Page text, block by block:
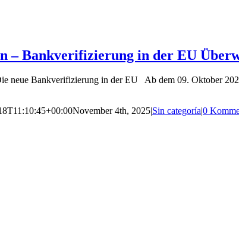
– Bankverifizierung in der EU
Bankverifizierung in der EU Ab dem 09. Oktober
November 4th, 2025|Sin categoría|0